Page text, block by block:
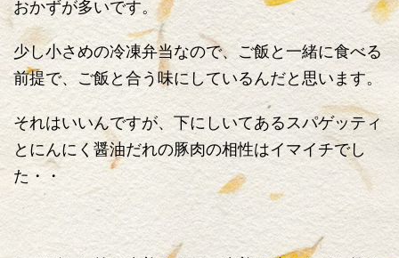
おかずが多いです。
少し小さめの冷凍弁当なので、ご飯と一緒に食べる
前提で、ご飯と合う味にしているんだと思います。
それはいいんですが、下にしいてあるスパゲッティ
とにんにく醤油だれの豚肉の相性はイマイチでし
た・・